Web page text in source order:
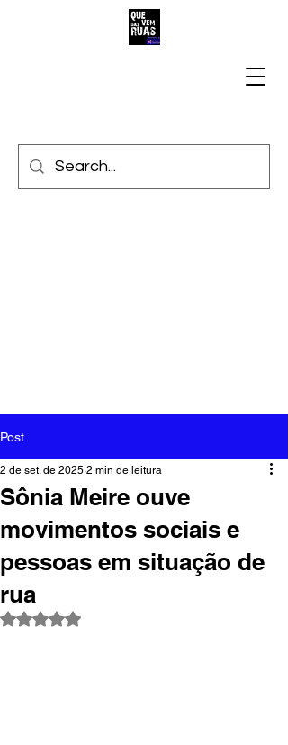
Post
Sônia Meire ouve
movimentos sociais e
pessoas em situação de
rua
2 de set. de 2025 2 min de leitura
Avaliado com NaN de 5 estrelas.